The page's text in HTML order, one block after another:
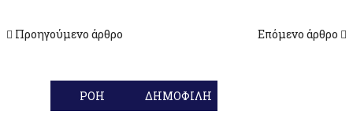
Προηγούμενο άρθρο Επόμενο άρθρο
ΡΟΗ ΔΗΜΟΦΙΛΗ